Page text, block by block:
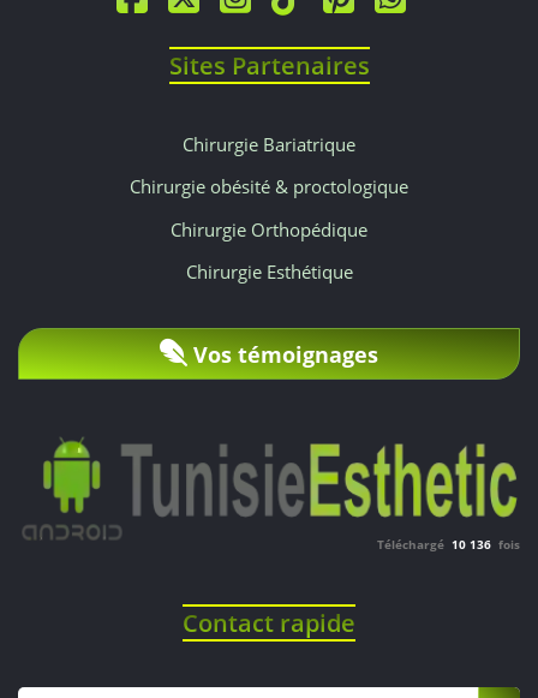
Sites Partenaires
Chirurgie Bariatrique
Chirurgie obésité & proctologique
Chirurgie Orthopédique
Chirurgie Esthétique
Vos témoignages
Téléchargé 10 136 fois
Contact rapide